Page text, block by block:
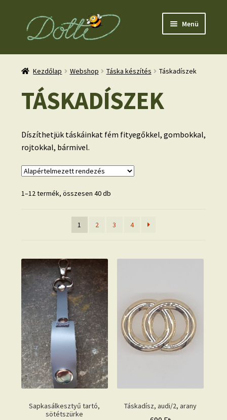
Ugrás
Kilépés
Menü
Kezdőlap Webshop Táska készítés Táskadíszek
TÁSKADÍSZEK
Díszíthetjük táskáinkat fém fityegőkkel, gombokkal,
rojtokkal, bármivel.
1–12 termék, összesen 40 db
1 2 3 4
Sapkasálkesztyű tartó,
sötétszürke
Táskadísz, audi/2, arany